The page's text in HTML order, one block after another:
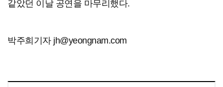
같았던 이날 공연을 마무리했다.
박주희기자 jh@yeongnam.com